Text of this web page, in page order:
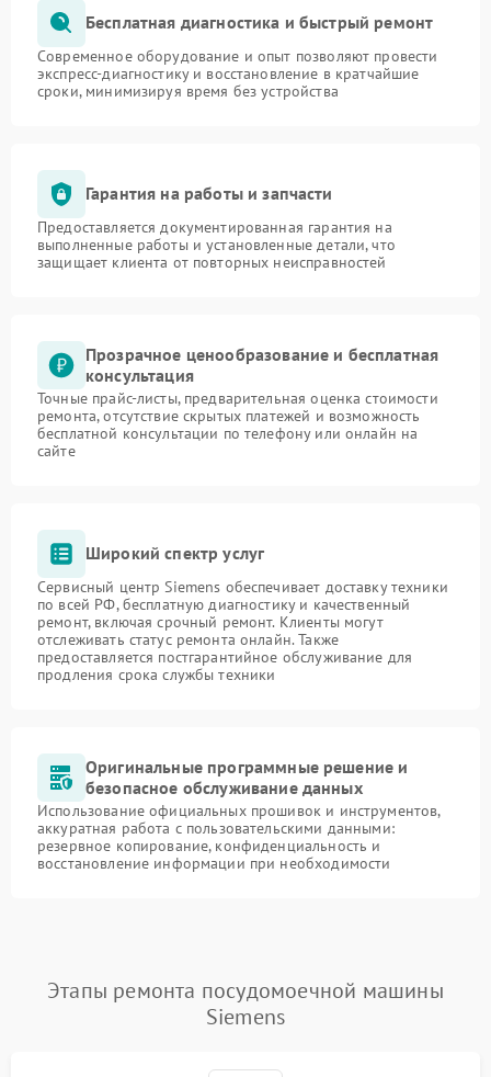
Бесплатная диагностика и быстрый ремонт
Современное оборудование и опыт позволяют провести
экспресс-диагностику и восстановление в кратчайшие
сроки, минимизируя время без устройства
Гарантия на работы и запчасти
Предоставляется документированная гарантия на
выполненные работы и установленные детали, что
защищает клиента от повторных неисправностей
Прозрачное ценообразование и бесплатная
консультация
Точные прайс-листы, предварительная оценка стоимости
ремонта, отсутствие скрытых платежей и возможность
бесплатной консультации по телефону или онлайн на
сайте
Широкий спектр услуг
Сервисный центр Siemens обеспечивает доставку техники
по всей РФ, бесплатную диагностику и качественный
ремонт, включая срочный ремонт. Клиенты могут
отслеживать статус ремонта онлайн. Также
предоставляется постгарантийное обслуживание для
продления срока службы техники
Оригинальные программные решение и
безопасное обслуживание данных
Использование официальных прошивок и инструментов,
аккуратная работа с пользовательскими данными:
резервное копирование, конфиденциальность и
восстановление информации при необходимости
Этапы ремонта посудомоечной машины
Siemens